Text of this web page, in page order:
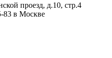
проезд, д.10, стр.4
83 в Москве